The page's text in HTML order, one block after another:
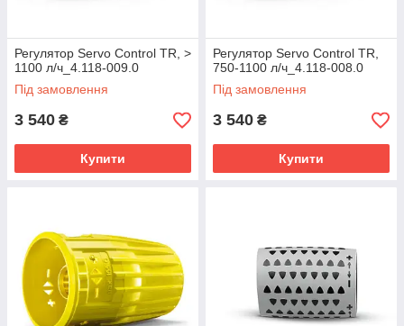
Регулятор Servo Control TR, >
1100 л/ч_4.118-009.0
Під замовлення
3 540 ₴
Купити
Регулятор Servo Control TR,
750-1100 л/ч_4.118-008.0
Під замовлення
3 540 ₴
Купити